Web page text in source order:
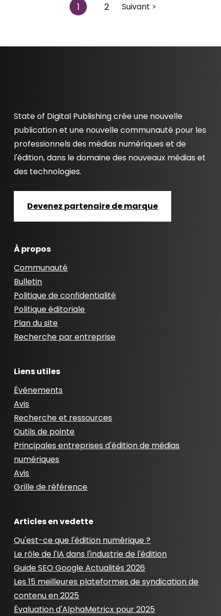
1 2 Suivant >
State of Digital Publishing crée une nouvelle
publication et une nouvelle communauté pour les
professionnels des médias numériques et de
l'édition, dans le domaine des nouveaux médias et
des technologies.
Devenez partenaire de marque
À propos
Communauté
Bulletin
Politique de confidentialité
Politique éditoriale
Plan du site
Recherche par entreprise
Liens utiles
Événements
Avis
Recherche et ressources
Outils de pointe
Principales entreprises d'édition de médias
numériques
Avis
Grille de référence
Articles en vedette
Qu'est-ce que l'édition numérique ?
Le rôle de l'IA dans l'industrie de l'édition
Guide SEO Google Actualités 2026
Les 15 meilleures plateformes de syndication de
contenu en 2025
Évaluation d'AlphaMetricx pour 2025